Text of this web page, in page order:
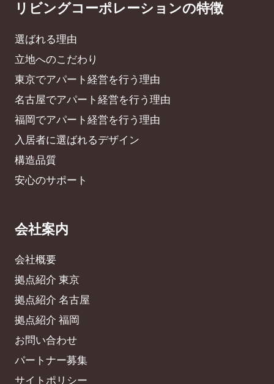
リビングコーポレーションの特徴
選ばれる理由
立地へのこだわり
東京でアパート経営を行う理由
名古屋でアパート経営を行う理由
福岡でアパート経営を行う理由
入居者に選ばれるデザイン
構造品質
安心のサポート
会社案内
会社概要
拠点紹介 東京
拠点紹介 名古屋
拠点紹介 福岡
お問い合わせ
パートナー募集
サイトポリシー